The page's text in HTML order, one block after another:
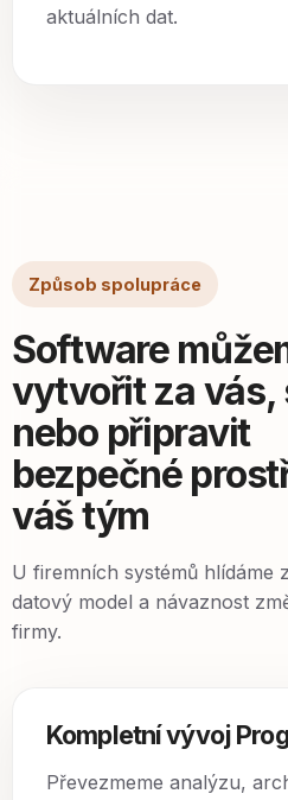
aktuálních dat.
Způsob spolupráce
Software
vytvořit za vás,
nebo připravit
bezpečné
váš tým
U firemních systémů hlídáme
datový model a návaznost
firmy.
Kompletní vývoj
Převezmeme analýzu,